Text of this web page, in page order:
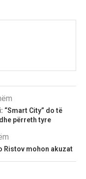
“Smart City” do të
përreth tyre
Ristov mohon akuzat